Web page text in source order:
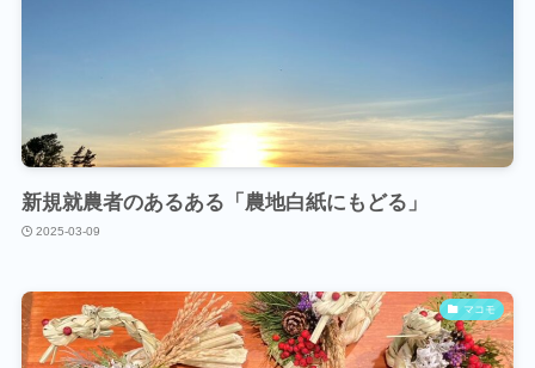
新規就農者のあるある「農地白紙にもどる」
2025-03-09
マコモ